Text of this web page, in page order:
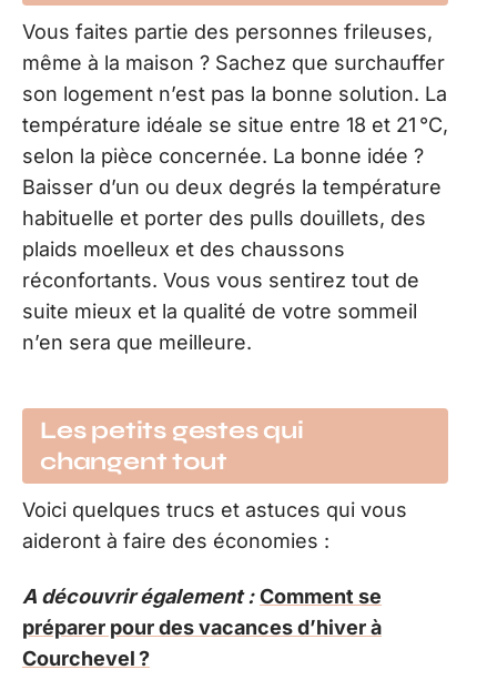
Vous faites partie des personnes frileuses,
même à la maison ? Sachez que surchauffer
son logement n’est pas la bonne solution. La
température idéale se situe entre 18 et 21 °C,
selon la pièce concernée. La bonne idée ?
Baisser d’un ou deux degrés la température
habituelle et porter des pulls douillets, des
plaids moelleux et des chaussons
réconfortants. Vous vous sentirez tout de
suite mieux et la qualité de votre sommeil
n’en sera que meilleure.
Les petits gestes qui
changent tout
Voici quelques trucs et astuces qui vous
aideront à faire des économies :
A découvrir également : Comment se
préparer pour des vacances d’hiver à
Courchevel ?